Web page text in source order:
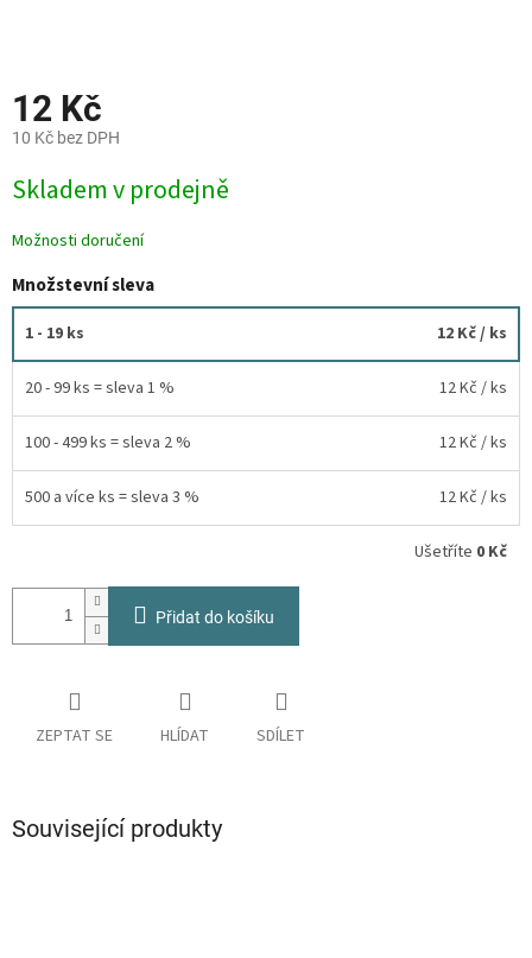
12 Kč
10 Kč bez DPH
cena:
Skladem v prodejně
Možnosti doručení
Množstevní sleva
1 - 19 ks 12 Kč/ ks
20 - 99 ks = sleva 1 % 12 Kč / ks
100 - 499 ks = sleva 2 % 12 Kč / ks
500 a více ks = sleva 3 % 12 Kč / ks
Ušetříte 0 Kč
Přidat do košíku
ZEPTAT SE HLÍDAT SDÍLET
Související produkty